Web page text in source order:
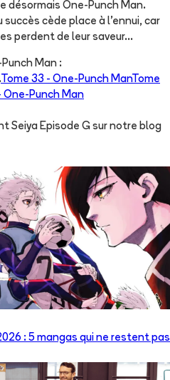
désormais One-Punch Man.
cède place à l'ennui, car
perdent de leur saveur...
Man :
Tome 33 - One-Punch ManTome
One-Punch Man
Seiya Episode G sur notre blog
: 5 mangas qui ne restent pas